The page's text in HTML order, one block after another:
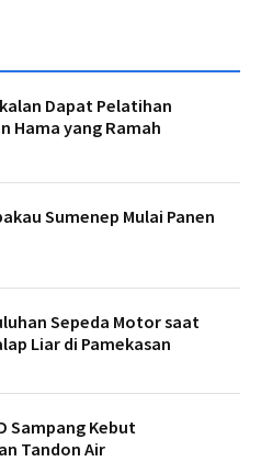
Dapat Pelatihan
Hama yang Ramah
Sumenep Mulai Panen
Sepeda Motor saat
Liar di Pamekasan
Sampang Kebut
Tandon Air